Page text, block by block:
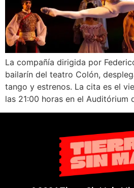
La compañía dirigida por
bailarín del teatro Colón,
tango y estrenos. La cita es el
las 21:00 horas en el Auditórium